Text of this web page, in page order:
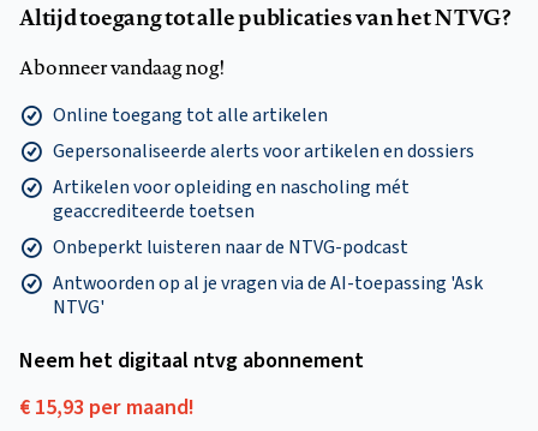
Altijd toegang tot alle publicaties van het NTVG?
Abonneer vandaag nog!
Online toegang tot alle artikelen
Gepersonaliseerde alerts voor artikelen en dossiers
Artikelen voor opleiding en nascholing mét
geaccrediteerde toetsen
Onbeperkt luisteren naar de NTVG-podcast
Antwoorden op al je vragen via de AI-toepassing 'Ask
NTVG'
Neem het digitaal ntvg abonnement
€ 15,93 per maand!